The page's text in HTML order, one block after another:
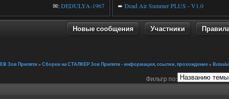
✉:DEDULYA-1967
➨ Dead Air Summer PLUS - V1.0
Новые сообщения Участники
Зов Припяти » Сборки на СТАЛКЕР Зов Припяти - информация, ссылки, прохождение» Remake
Фильтр по: